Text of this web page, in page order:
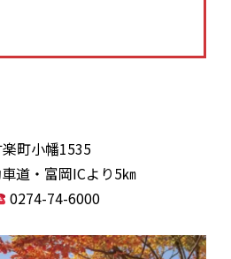
町小幡1535
道・富岡ICより5㎞
0274-74-6000